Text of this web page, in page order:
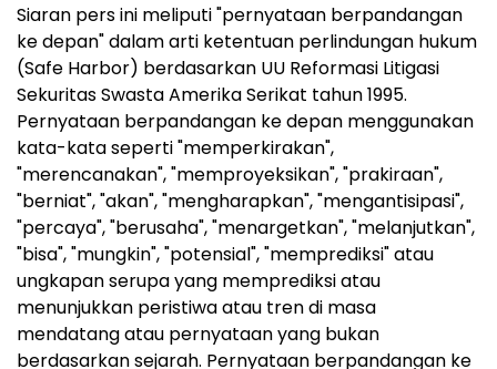
Siaran pers ini meliputi "pernyataan berpandangan
ke depan" dalam arti ketentuan perlindungan hukum
(Safe Harbor) berdasarkan UU Reformasi Litigasi
Sekuritas Swasta Amerika Serikat tahun 1995.
Pernyataan berpandangan ke depan menggunakan
kata-kata seperti "memperkirakan",
"merencanakan", "memproyeksikan", "prakiraan",
"berniat", "akan", "mengharapkan", "mengantisipasi",
"percaya", "berusaha", "menargetkan", "melanjutkan",
"bisa", "mungkin", "potensial", "memprediksi" atau
ungkapan serupa yang memprediksi atau
menunjukkan peristiwa atau tren di masa
mendatang atau pernyataan yang bukan
berdasarkan sejarah. Pernyataan berpandangan ke